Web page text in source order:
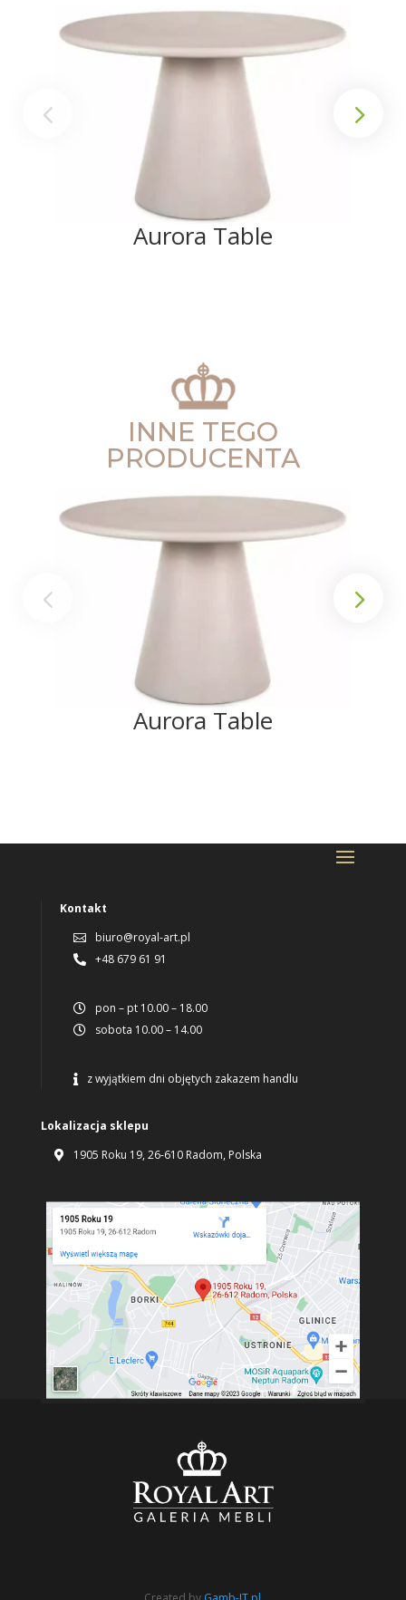
Aurora Table
INNE TEGO
PRODUCENTA
Aurora Table
Kontakt
 biuro@royal-art.pl
 +48 679 61 91
 pon – pt 10.00 – 18.00
 sobota 10.00 – 14.00
 z wyjątkiem dni objętych zakazem handlu
Lokalizacja sklepu
 1905 Roku 19, 26-610 Radom, Polska